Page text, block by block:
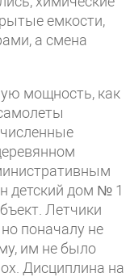
емкости,
а смена
мощность, как
детский дом № 1
Летчики
поначалу не
им не было
Дисциплина на